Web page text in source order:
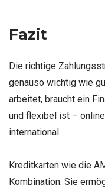
Fazit
Die richtige
genauso wichtig wie
arbeitet, braucht ein
und flexibel ist –
international.
Kreditkarten wie die
Kombination: Sie